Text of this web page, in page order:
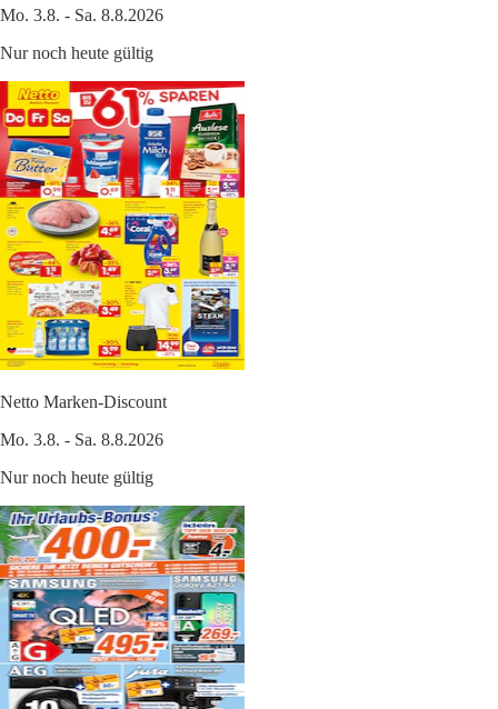
Mo. 3.8. - Sa. 8.8.2026
Nur noch heute gültig
Netto Marken-Discount
Mo. 3.8. - Sa. 8.8.2026
Nur noch heute gültig